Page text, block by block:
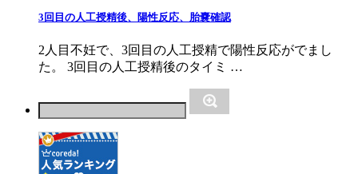
3回目の人工授精後、陽性反応、胎嚢確認
2人目不妊で、3回目の人工授精で陽性反応がでまし
た。 3回目の人工授精後のタイミ …